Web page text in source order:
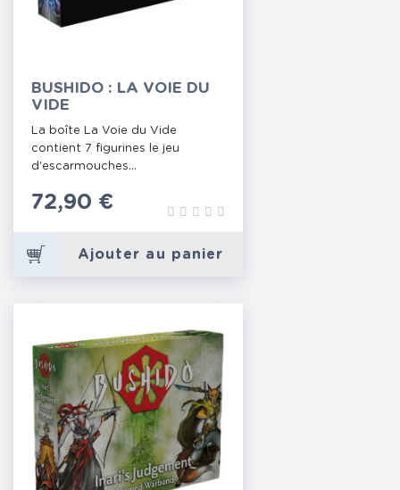
BUSHIDO : LA VOIE DU
VIDE
La boîte La Voie du Vide
contient 7 figurines le jeu
d'escarmouches...
Prix
72,90 €
Ajouter au panier